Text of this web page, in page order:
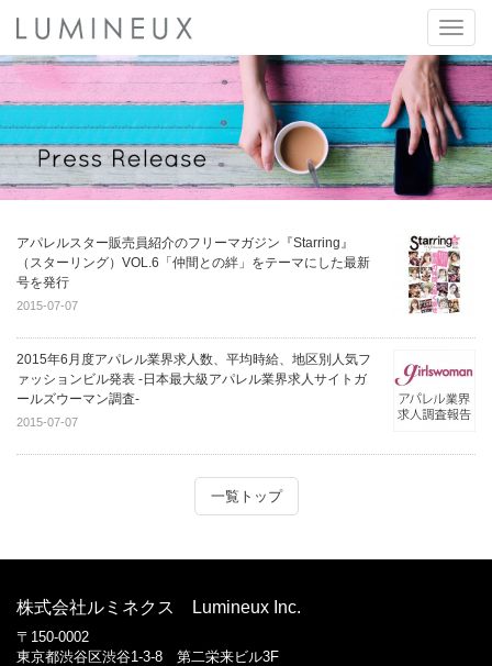
Toggle
アパレルスター販売員紹介のフリーマガジン『Starring』
（スターリング）VOL.6「仲間との絆」をテーマにした最新
号を発行
2015-07-07
2015年6月度アパレル業界求人数、平均時給、地区別人気フ
ァッションビル発表 -日本最大級アパレル業界求人サイトガ
ールズウーマン調査-
2015-07-07
一覧トップ
株式会社ルミネクス Lumineux Inc.
〒150-0002
東京都渋谷区渋谷1-3-8 第二栄来ビル3F